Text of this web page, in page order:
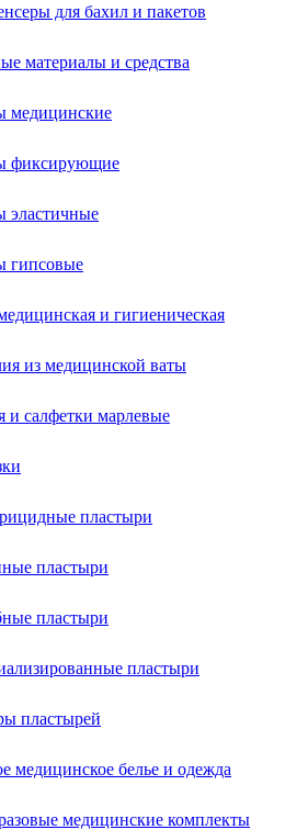
для бахил и пакетов
материалы и средства
медицинские
фиксирующие
эластичные
гипсовые
и гигиеническая
из медицинской ваты
и салфетки марлевые
пластыри
пластыри
пластыри
пластыри
пластырей
медицинское белье и одежда
медицинские комплекты